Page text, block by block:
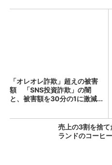
「オレオレ詐欺」超えの被害
額 「SNS投資詐欺」の闇
と、被害額を30分の1に激減...
売上の3割を捨
ランドのコーヒ